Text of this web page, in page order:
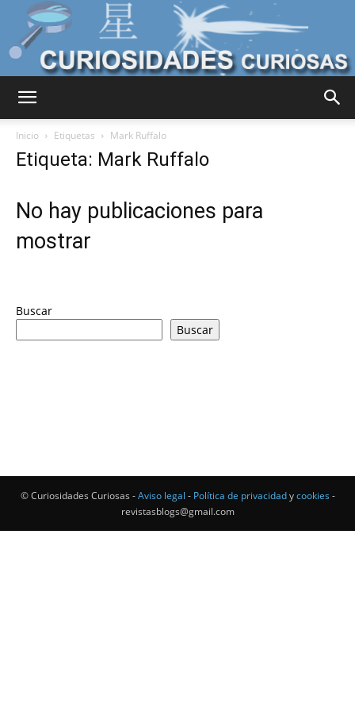
Mundo
Inicio Etiquetas Mark Ruffalo
Etiqueta: Mark Ruffalo
No hay publicaciones para
mostrar
Buscar
Buscar
© Curiosidades Curiosas -Aviso legal - Política de privacidadycookies -
revistasblogs@gmail.com